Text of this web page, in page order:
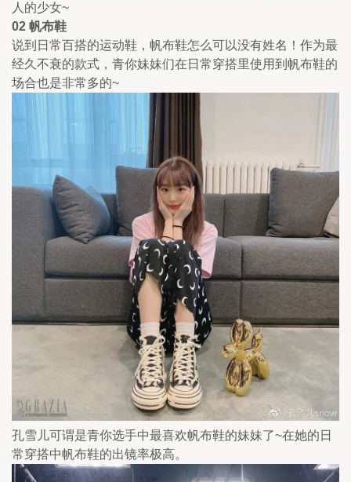
人的少女~
02 帆布鞋
说到日常百搭的运动鞋，帆布鞋怎么可以没有姓名！作为最
经久不衰的款式，青你妹妹们在日常穿搭里使用到帆布鞋的
场合也是非常多的~
孔雪儿可谓是青你选手中最喜欢帆布鞋的妹妹了~在她的日
常穿搭中帆布鞋的出镜率极高。